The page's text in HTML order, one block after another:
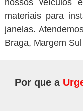
nossos veículos
materiais para
janelas.
Braga, Margem
Por que a